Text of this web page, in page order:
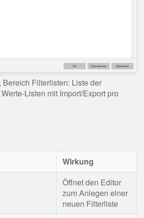
Filterlisten: Liste der
Listen mit Import/Export pro
Wirkung
Öffnet den Editor
zum Anlegen einer
neuen Filterliste